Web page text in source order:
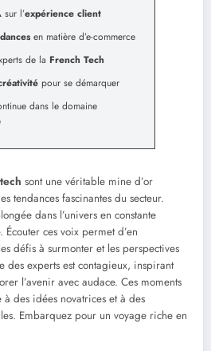
sur l’expérience client
en matière d’e-commerce
de la French Tech
pour se démarquer
dans le domaine
sont une véritable mine d’or
tendances fascinantes du secteur.
dans l’univers en constante
ces voix permet d’en
défis à surmonter et les perspectives
des experts est contagieux, inspirant
l’avenir avec audace. Ces moments
des idées novatrices et à des
Embarquez pour un voyage riche en